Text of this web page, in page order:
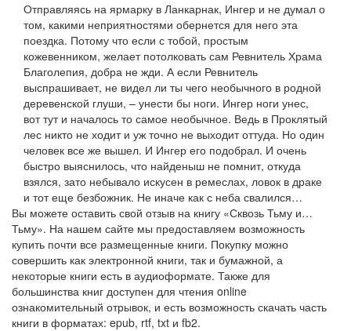
Отправляясь на ярмарку в Ланкарнак, Ингер и не думал о
том, какими неприятностями обернется для него эта
поездка. Потому что если с тобой, простым
кожевенником, желает потолковать сам Ревнитель Храма
Благолепия, добра не жди. А если Ревнитель
выспрашивает, не видел ли ты чего необычного в родной
деревенской глуши, – унести бы ноги. Ингер ноги унес,
вот тут и началось то самое необычное. Ведь в Проклятый
лес никто не ходит и уж точно не выходит оттуда. Но один
человек все же вышел. И Ингер его подобрал. И очень
быстро выяснилось, что найденыш не помнит, откуда
взялся, зато небывало искусен в ремеслах, ловок в драке
и тот еще безбожник. Не иначе как с неба свалился…
Вы можете оставить свой отзыв на книгу «Сквозь Тьму и…
Тьму». На нашем сайте мы предоставляем возможность
купить почти все размещенные книги. Покупку можно
совершить как электронной книги, так и бумажной, а
некоторые книги есть в аудиоформате. Также для
большинства книг доступен для чтения online
ознакомительный отрывок, и есть возможность скачать часть
книги в форматах: epub, rtf, txt и fb2.